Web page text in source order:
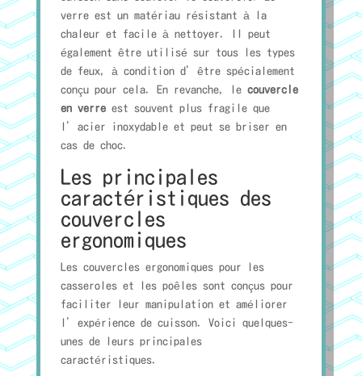
verre est un matériau résistant à la
chaleur et facile à nettoyer. Il peut
également être utilisé sur tous les types
de feux, à condition d’être spécialement
conçu pour cela. En revanche, le couvercle
en verreest souvent plus fragile que
l’acier inoxydable et peut se briser en
cas de choc.
Les principales
caractéristiques des
couvercles
ergonomiques
Les couvercles ergonomiques pour les
casseroles et les poêles sont conçus pour
faciliter leur manipulation et améliorer
l’expérience de cuisson. Voici quelques-
unes de leurs principales
caractéristiques.